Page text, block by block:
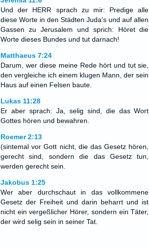
Und der HERR sprach zu mir: Predige alle
diese Worte in den Städten Juda's und auf allen
Gassen zu Jerusalem und sprich: Höret die
Worte dieses Bundes und tut darnach!
Matthaeus 7:24
Darum, wer diese meine Rede hört und tut sie,
den vergleiche ich einem klugen Mann, der sein
Haus auf einen Felsen baute.
Lukas 11:28
Er aber sprach: Ja, selig sind, die das Wort
Gottes hören und bewahren.
Roemer 2:13
(sintemal vor Gott nicht, die das Gesetz hören,
gerecht sind, sondern die das Gesetz tun,
werden gerecht sein.
Jakobus 1:25
Wer aber durchschaut in das vollkommene
Gesetz der Freiheit und darin beharrt und ist
nicht ein vergeßlicher Hörer, sondern ein Täter,
der wird selig sein in seiner Tat.